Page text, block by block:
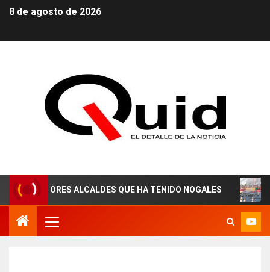
8 de agosto de 2026
ALCALDES QUE HA TENIDO NOGALES ¡AGUAS